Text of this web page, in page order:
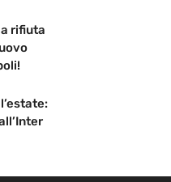
rifiuta